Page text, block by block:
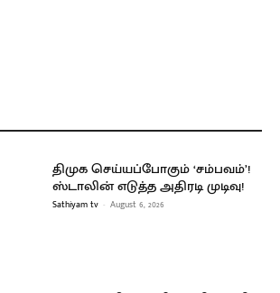
திமுக செய்யப்போகும் ‘சம்பவம்’!
ஸ்டாலின் எடுத்த அதிரடி முடிவு!
Sathiyam tv - August 6, 2026